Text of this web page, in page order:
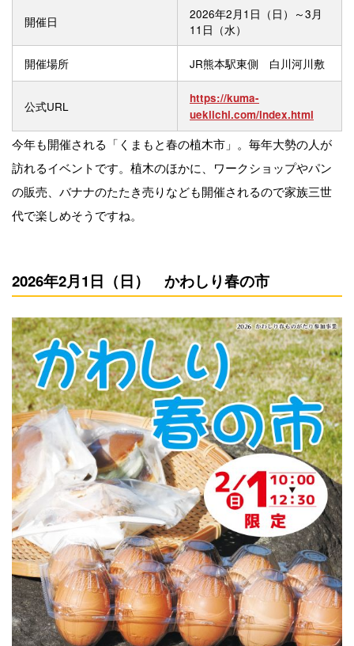
開催日
2026年2月1日（日）～3月
11日（水）
開催場所 JR熊本駅東側 白川河川敷
公式URL
https://kuma-
uekiichi.com/index.html
今年も開催される「くまもと春の植木市」。毎年大勢の人が
訪れるイベントです。植木のほかに、ワークショップやパン
の販売、バナナのたたき売りなども開催されるので家族三世
代で楽しめそうですね。
2026年2月1日（日） かわしり春の市